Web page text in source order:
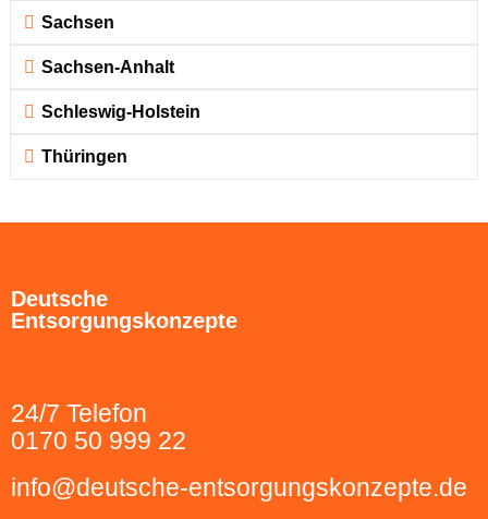
Sachsen
Sachsen-Anhalt
Schleswig-Holstein
Thüringen
Deutsche
Entsorgungskonzepte
24/7 Telefon
0170 50 999 22
info@deutsche-entsorgungskonzepte.de